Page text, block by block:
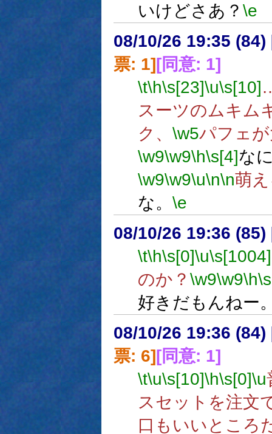
いけどさあ？ \e
08/10/26 19:35 (84)
票: 1][同意: 1]
\t\h\s[23]\u\s[10]
スーツのムキム
ク、 \w5パフェ
\w9\w9\h\s[4]な
\w9\w9\u\n\n萌
な。 \e
08/10/26 19:36 (85)
\t\h\s[0]\u\s[1004]
のか？ \w9\w9\h
好きだもんねー
08/10/26 19:36 (84)
票: 6] [同意: 1]
\t\u\s[10]\h\s[0]\u
スセットを注文
口もいいところ